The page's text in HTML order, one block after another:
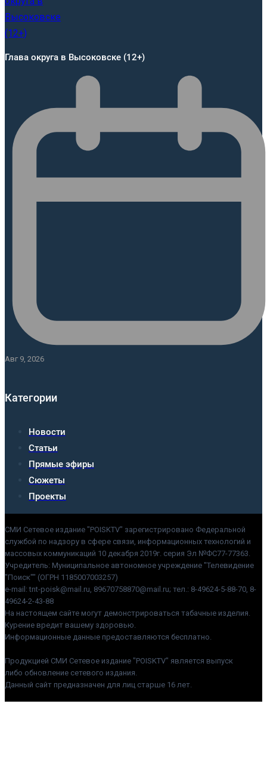
Глава округа в Высоковске (12+)
Авг 9, 2026
Категории
Новости
Статьи
Прямые эфиры
Сюжеты
Проекты
СМИ Сетевое издание "POISKTV" зарегистрировано Федеральной
службой по надзору в сфере связи, информационных технологий и
массовых коммуникаций 10 декабря 2019г. серия Эл №ФС77-77363.
Учредитель: Муниципальное автономное учреждение "Телевидение
"Поиск"" (ОГРН 1185007003257)
e-mail: tnt-poisk@mail.ru, 89670758870@mail.ru; тел.: 8-49624-5-88-70, 8-
49624-2-43-88
На настоящем сайте могут демонстрироваться табачные изделия.
Курение вредит вашему здоровью.
Информационные данные предоставляются бесплатно.
Продукцией СМИ Сетевое издание "POISKTV" является выпуск
либо обновление сетевого издания.
Данный сайт предназначен для лиц старше 16 лет.